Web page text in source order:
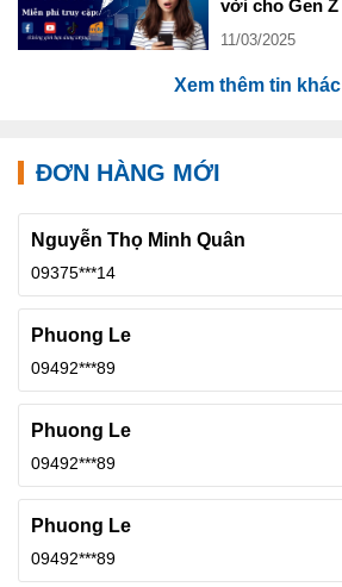
vời cho Gen Z
11/03/2025
Xem thêm tin khác
ĐƠN HÀNG MỚI
Nguyễn Thọ Minh Quân
09375***14
Phuong Le
09492***89
Phuong Le
09492***89
Phuong Le
09492***89